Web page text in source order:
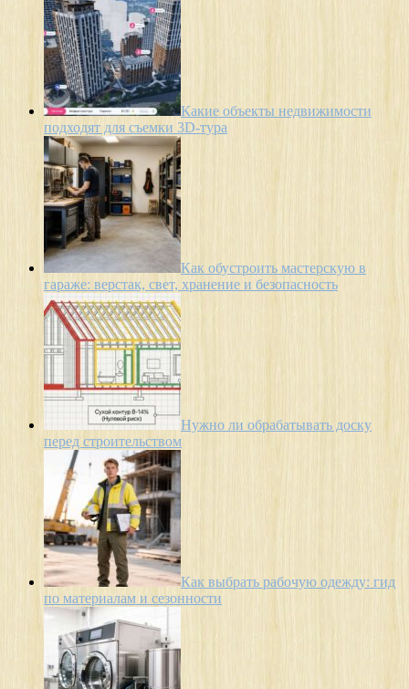
Какие объекты недвижимости
подходят для съемки 3D-тура
Как обустроить мастерскую в
гараже: верстак, свет, хранение и безопасность
Нужно ли обрабатывать доску
перед строительством
Как выбрать рабочую одежду: гид
по материалам и сезонности